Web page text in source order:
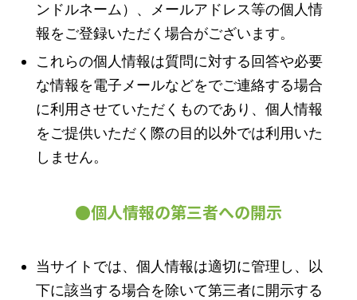
ンドルネーム）、メールアドレス等の個人情
報をご登録いただく場合がございます。
これらの個人情報は質問に対する回答や必要
な情報を電子メールなどをでご連絡する場合
に利用させていただくものであり、個人情報
をご提供いただく際の目的以外では利用いた
しません。
●個人情報の第三者への開示
当サイトでは、個人情報は適切に管理し、以
下に該当する場合を除いて第三者に開示する